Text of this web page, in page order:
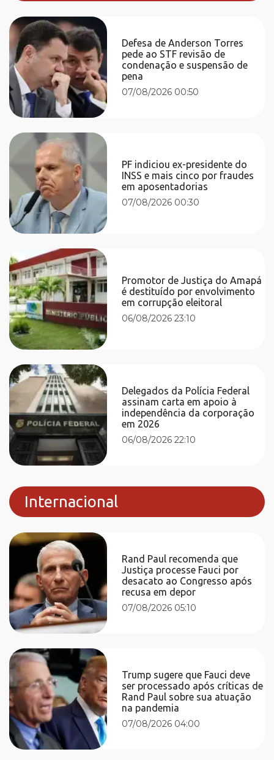
Defesa de Anderson Torres
pede ao STF revisão de
condenação e suspensão de
pena
07/08/2026 00:50
PF indiciou ex-presidente do
INSS e mais cinco por fraudes
em aposentadorias
07/08/2026 00:30
Promotor de Justiça do Amapá
é destituído por envolvimento
em corrupção eleitoral
06/08/2026 23:10
Delegados da Polícia Federal
assinam carta em apoio à
independência da corporação
em 2026
06/08/2026 22:10
Internacional
Rand Paul recomenda que
Justiça processe Fauci por
desacato ao Congresso após
recusa em depor
07/08/2026 05:10
Trump sugere que Fauci deve
ser processado após críticas de
Rand Paul sobre sua atuação
na pandemia
07/08/2026 04:00